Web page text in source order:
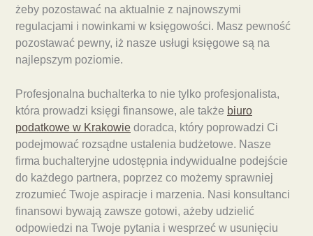
żeby pozostawać na aktualnie z najnowszymi
regulacjami i nowinkami w księgowości. Masz pewność
pozostawać pewny, iż nasze usługi księgowe są na
najlepszym poziomie.
Profesjonalna buchalterka to nie tylko profesjonalista,
która prowadzi księgi finansowe, ale także biuro
podatkowe w Krakowie doradca, który poprowadzi Ci
podejmować rozsądne ustalenia budżetowe. Nasze
firma buchalteryjne udostępnia indywidualne podejście
do każdego partnera, poprzez co możemy sprawniej
zrozumieć Twoje aspiracje i marzenia. Nasi konsultanci
finansowi bywają zawsze gotowi, ażeby udzielić
odpowiedzi na Twoje pytania i wesprzeć w usunięciu